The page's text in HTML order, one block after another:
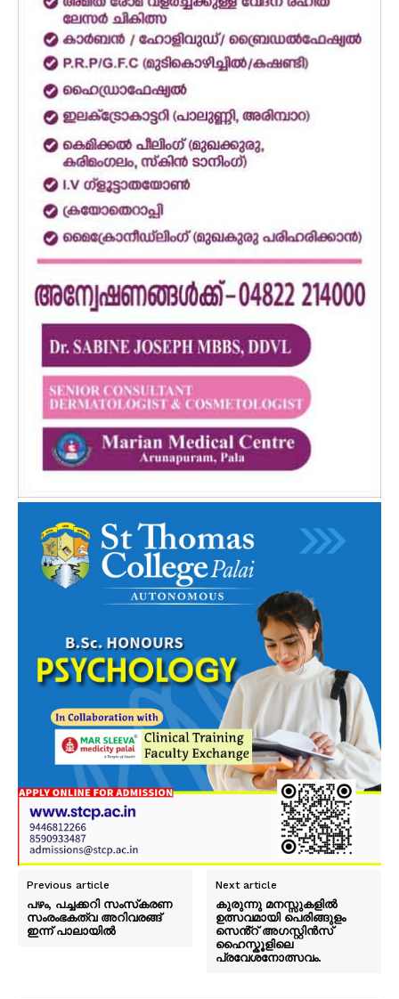
Previous article
പഴം, പച്ചക്കറി സംസ്‌കരണ
സംരംഭകത്വ അറിവരങ്ങ്
ഇന്ന് പാലായിൽ
Next article
കുരുന്നു മനസ്സുകളിൽ
ഉത്സവമായി പെരിങ്ങുളം
സെൻ്റ് അഗസ്റ്റിൻസ്
ഹൈസ്കൂളിലെ
പ്രവേശനോത്സവം.